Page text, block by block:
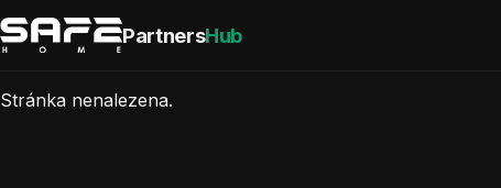
PartnersHub
Stránka nenalezena.